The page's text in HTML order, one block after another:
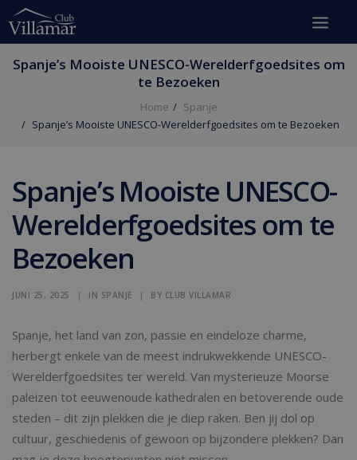
Spanje’s Mooiste UNESCO-Werelderfgoedsites om
te Bezoeken
Home
Spanje
Spanje’s Mooiste UNESCO-Werelderfgoedsites om te Bezoeken
Spanje’s Mooiste UNESCO-
Werelderfgoedsites om te
Bezoeken
JUNI 25, 2025 | IN SPANJE | BY CLUB VILLAMAR
Spanje, het land van zon, passie en eindeloze charme,
herbergt enkele van de meest indrukwekkende UNESCO-
Werelderfgoedsites ter wereld. Van mysterieuze Moorse
paleizen tot eeuwenoude kathedralen en betoverende oude
steden – dit zijn plekken die je diep raken. Ben jij dol op
cultuur, geschiedenis of gewoon op bijzondere plekken? Dan